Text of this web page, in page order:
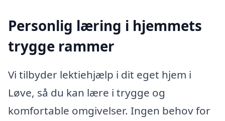
Personlig læring i hjemmets
trygge rammer
Vi tilbyder lektiehjælp i dit eget hjem i
Løve, så du kan lære i trygge og
komfortable omgivelser. Ingen behov for